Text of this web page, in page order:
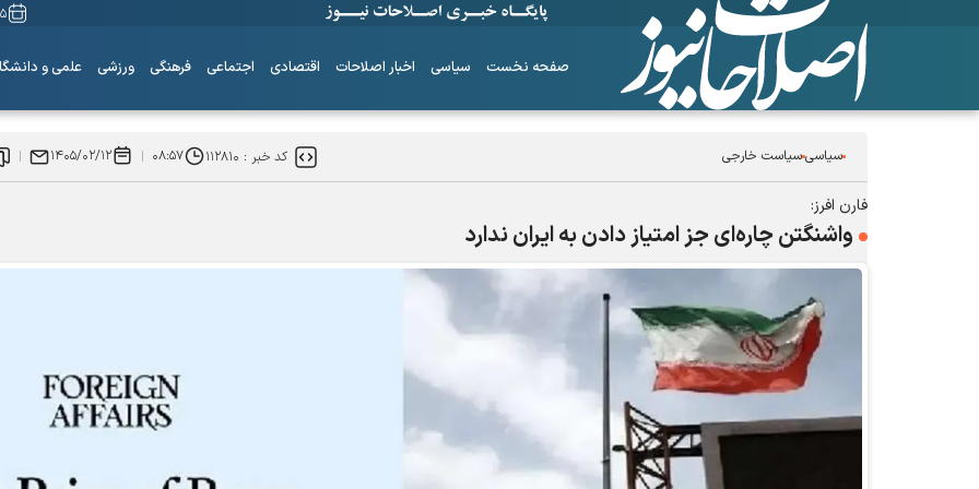
۱۵
صفحه نخست سیاسی اخبار اصلاحات اقتصادی اجتماعی فرهنگی ورزشی علمی و
سیاسیسیاست خارجی کد خبر : ۱۱۲۸۱۰ ۰۸:۵۷ ۱۴۰۵/۰۲/۱۲
فارن افرز:
واشنگتن چاره‌ای جز امتیاز دادن به ایران ندارد
ساز‌های همیشه